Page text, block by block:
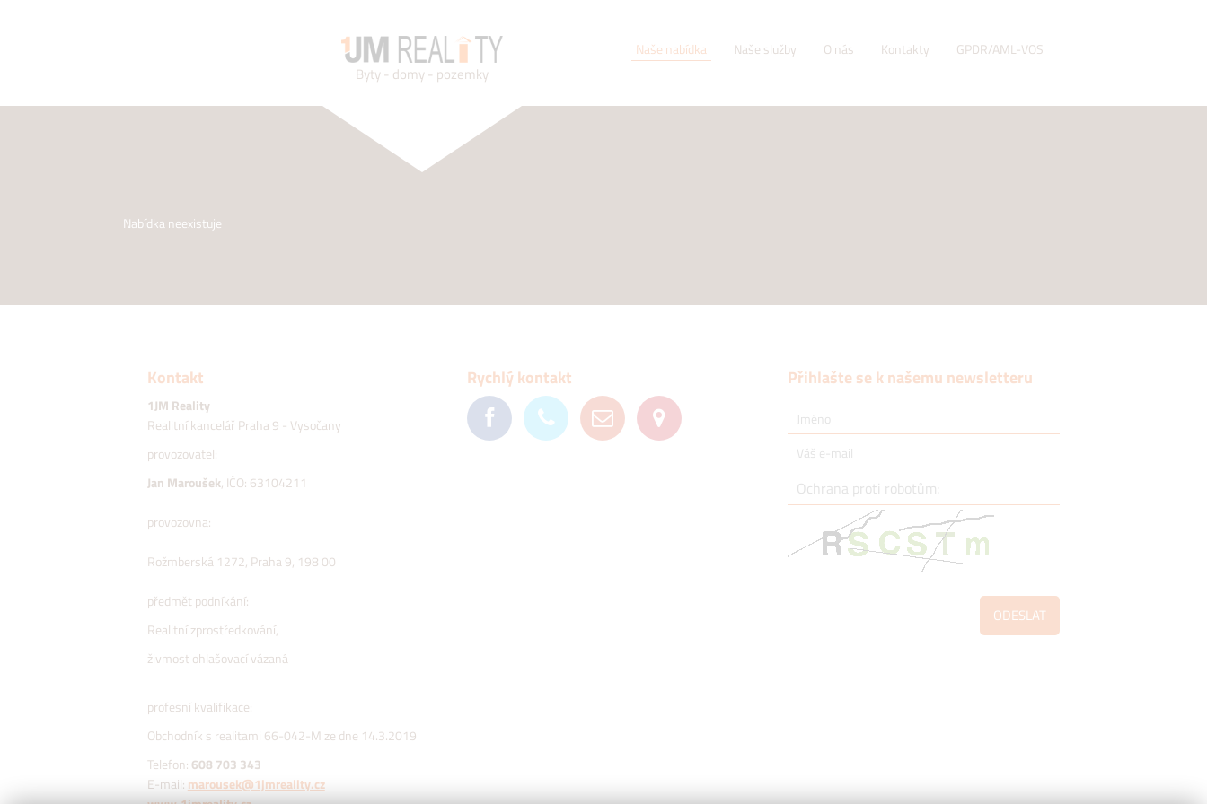
Naše nabídka Naše služby O nás Kontakty GPDR/AML-VOS
Byty - domy - pozemky
Nabídka neexistuje
Kontakt
1JM Reality
Realitní kancelář Praha 9 - Vysočany
provozovatel:
Jan Maroušek, IČO: 63104211
provozovna:
Rožmberská 1272, Praha 9, 198 00
předmět podníkání:
Realitní zprostředkování,
živmost ohlašovací vázaná
profesní kvalifikace:
Obchodník s realitami 66-042-M ze dne 14.3.2019
Telefon: 608 703 343
E-mail: marousek@1jmreality.cz
Rychlý kontakt Přihlašte se k našemu newsletteru
ODESLAT